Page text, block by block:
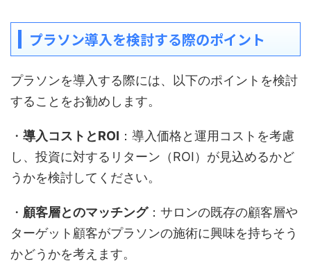
プラソン導入を検討する際のポイント
プラソンを導入する際には、以下のポイントを検討
することをお勧めします。
・ 導入コストとROI ：導入価格と運用コストを考慮
し、投資に対するリターン（ROI）が見込めるかど
うかを検討してください。
・ 顧客層とのマッチング：サロンの既存の顧客層や
ターゲット顧客がプラソンの施術に興味を持ちそう
かどうかを考えます。